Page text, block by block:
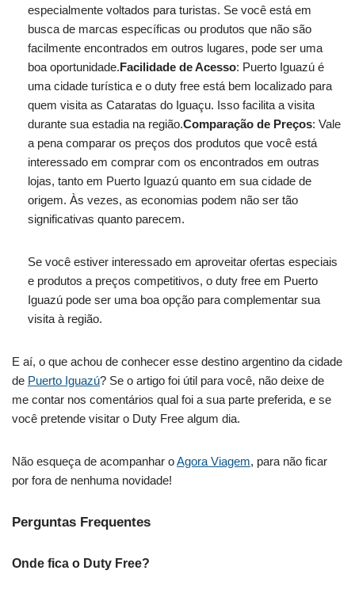
especialmente voltados para turistas. Se você está em
busca de marcas específicas ou produtos que não são
facilmente encontrados em outros lugares, pode ser uma
boa oportunidade.Facilidade de Acesso: Puerto Iguazú é
uma cidade turística e o duty free está bem localizado para
quem visita as Cataratas do Iguaçu. Isso facilita a visita
durante sua estadia na região.Comparação de Preços: Vale
a pena comparar os preços dos produtos que você está
interessado em comprar com os encontrados em outras
lojas, tanto em Puerto Iguazú quanto em sua cidade de
origem. Às vezes, as economias podem não ser tão
significativas quanto parecem.
Se você estiver interessado em aproveitar ofertas especiais
e produtos a preços competitivos, o duty free em Puerto
Iguazú pode ser uma boa opção para complementar sua
visita à região.
E aí, o que achou de conhecer esse destino argentino da cidade
de Puerto Iguazú? Se o artigo foi útil para você, não deixe de
me contar nos comentários qual foi a sua parte preferida, e se
você pretende visitar o Duty Free algum dia.
Não esqueça de acompanhar oAgora Viagem, para não ficar
por fora de nenhuma novidade!
Perguntas Frequentes
Onde fica o Duty Free?